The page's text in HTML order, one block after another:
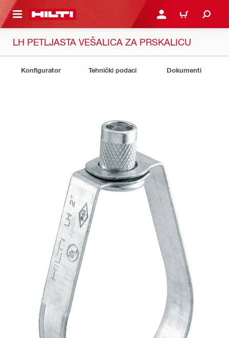
SADRŽAJ PRIJAVITE SE ILI SE
KORPA
LH PETLJASTA VEŠALICA ZA PRSKALICU
Konfigurator Tehnički podaci Dokumenti